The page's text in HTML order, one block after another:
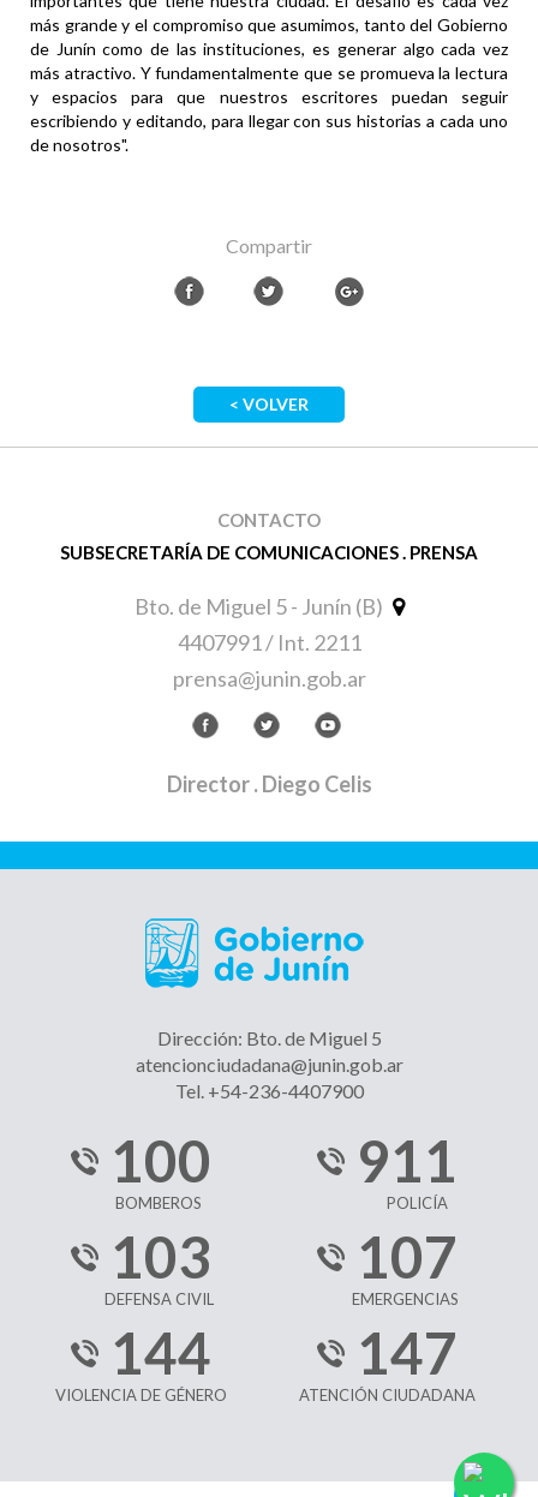
más grande y el compromiso que asumimos, tanto del Gobierno
de Junín como de las instituciones, es generar algo cada vez
más atractivo. Y fundamentalmente que se promueva la lectura
y espacios para que nuestros escritores puedan seguir
escribiendo y editando, para llegar con sus historias a cada uno
de nosotros".
Compartir
< VOLVER
CONTACTO
SUBSECRETARÍA DE COMUNICACIONES . PRENSA
Bto. de Miguel 5 - Junín (B)
4407991 / Int. 2211
prensa@junin.gob.ar
Director. Diego Celis
Dirección: Bto. de Miguel 5
atencionciudadana@junin.gob.ar
Tel. +54-236-4407900
100
BOMBEROS
911
POLICÍA
103
DEFENSA CIVIL
107
EMERGENCIAS
144
VIOLENCIA DE GÉNERO
147
ATENCIÓN CIUDADANA